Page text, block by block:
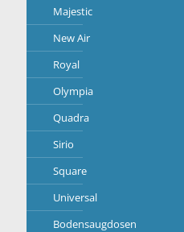
Majestic
New Air
Royal
Olympia
Quadra
Sirio
Square
Universal
Bodensaugdosen